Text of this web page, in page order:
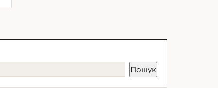
Пошук